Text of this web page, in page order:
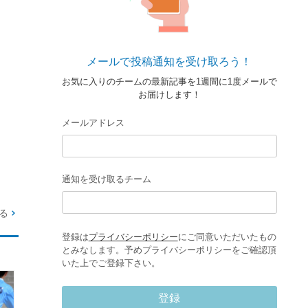
メールで投稿通知を受け取ろう！
お気に入りのチームの最新記事を1週間に1度メールで
お届けします！
メールアドレス
通知を受け取るチーム
登録はプライバシーポリシーにご同意いただいたもの
とみなします。予めプライバシーポリシーをご確認頂
いた上でご登録下さい。
登録